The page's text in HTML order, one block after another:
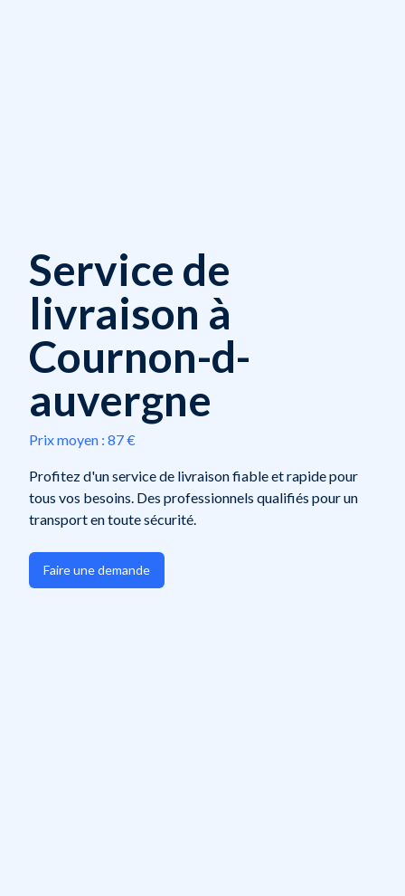
Service de
livraison à
Cournon-d-
auvergne
Prix moyen : 87 €
Profitez d'un service de livraison fiable et rapide pour
tous vos besoins. Des professionnels qualifiés pour un
transport en toute sécurité.
Faire une demande